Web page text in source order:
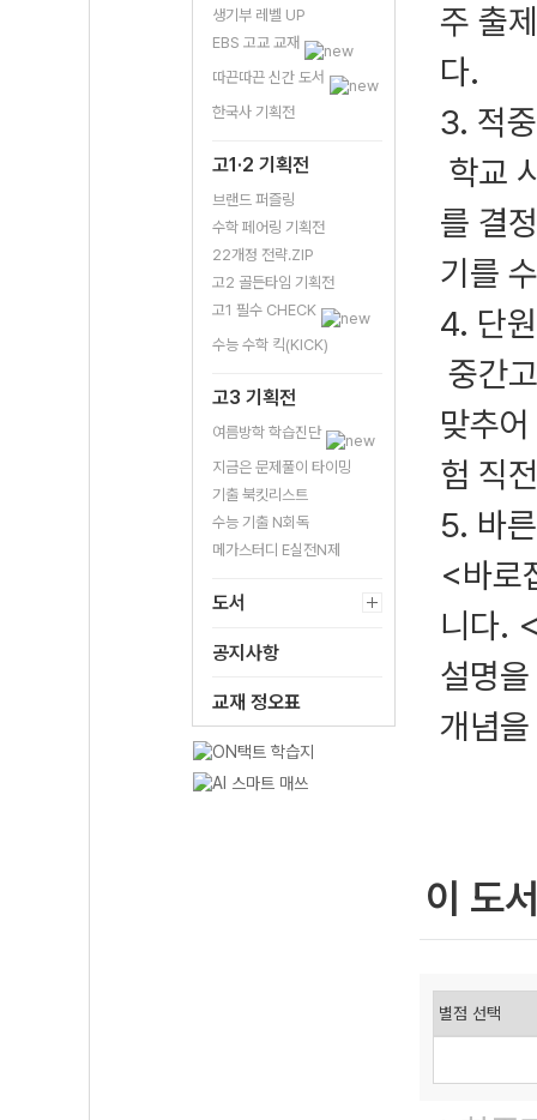
생기부 레벨 UP
EBS 고교 교재
따끈따끈 신간 도서
한국사 기획전
고1·2 기획전
브랜드 퍼즐링
수학 페어링 기획전
22개정 전략.ZIP
고2 골든타임 기획전
고1 필수 CHECK
수능 수학 킥(KICK)
고3 기획전
여름방학 학습진단
지금은 문제풀이 타이밍
기출 북킷리스트
수능 기출 N회독
메가스터디 E실전N제
도서
공지사항
교재 정오표
주 출
다.
3. 적
학교
를 결
기를
4. 단
중간
맞추
험 직
5. 바
<바로
니다.
설명
개념
이 도